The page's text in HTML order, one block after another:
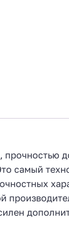
прочностью
самый